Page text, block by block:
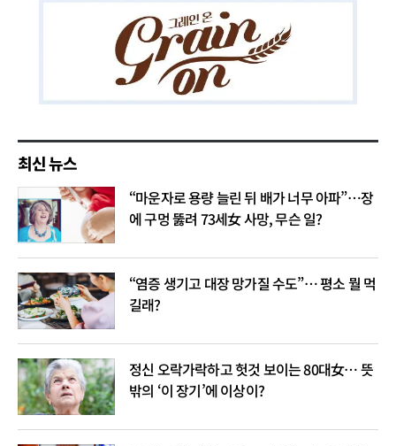
최신 뉴스
“마운자로 용량 늘린 뒤 배가 너무 아파”…장
에 구멍 뚫려 73세女 사망, 무슨 일?
“염증 생기고 대장 망가질 수도”… 평소 뭘 먹
길래?
정신 오락가락하고 헛것 보이는 80대女… 뜻
밖의 ‘이 장기’에 이상이?